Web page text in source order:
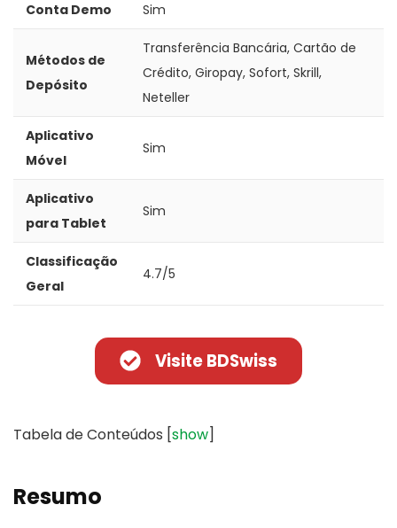
Conta Demo Sim
Métodos de
Depósito
Transferência Bancária, Cartão de
Crédito, Giropay, Sofort, Skrill,
Neteller
Aplicativo
Móvel
Sim
Aplicativo
para Tablet
Sim
Classificação
Geral
4.7/5
Visite BDSwiss
Tabela de Conteúdos [show]
Resumo